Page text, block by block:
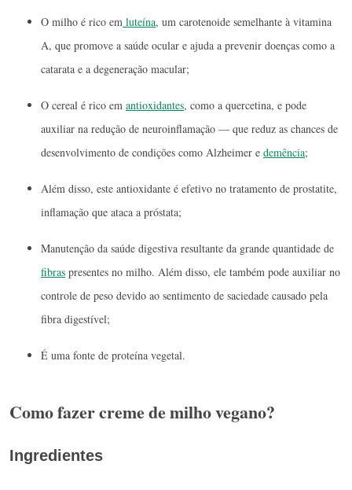
O milho é rico em luteína, um carotenoide semelhante à vitamina
A, que promove a saúde ocular e ajuda a prevenir doenças como a
catarata e a degeneração macular;
O cereal é rico em antioxidantes, como a quercetina, e pode
auxiliar na redução de neuroinflamação — que reduz as chances de
desenvolvimento de condições como Alzheimer e demência;
Além disso, este antioxidante é efetivo no tratamento de prostatite,
inflamação que ataca a próstata;
Manutenção da saúde digestiva resultante da grande quantidade de
fibras presentes no milho. Além disso, ele também pode auxiliar no
controle de peso devido ao sentimento de saciedade causado pela
fibra digestível;
É uma fonte de proteína vegetal.
Como fazer creme de milho vegano?
Ingredientes